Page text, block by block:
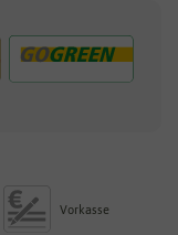
Vorkasse